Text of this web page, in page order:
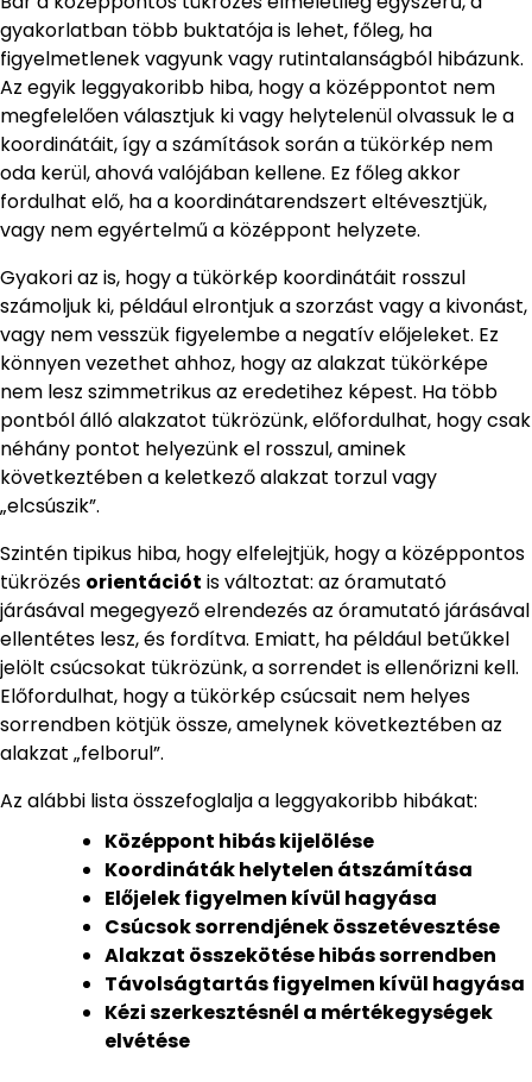
gyakorlatban több buktatója is lehet, főleg, ha
figyelmetlenek vagyunk vagy rutintalanságból hibázunk.
Az egyik leggyakoribb hiba, hogy a középpontot nem
megfelelően választjuk ki vagy helytelenül olvassuk le a
koordinátáit, így a számítások során a tükörkép nem
oda kerül, ahová valójában kellene. Ez főleg akkor
fordulhat elő, ha a koordinátarendszert eltévesztjük,
vagy nem egyértelmű a középpont helyzete.
Gyakori az is, hogy a tükörkép koordinátáit rosszul
számoljuk ki, például elrontjuk a szorzást vagy a kivonást,
vagy nem vesszük figyelembe a negatív előjeleket. Ez
könnyen vezethet ahhoz, hogy az alakzat tükörképe
nem lesz szimmetrikus az eredetihez képest. Ha több
pontból álló alakzatot tükrözünk, előfordulhat, hogy csak
néhány pontot helyezünk el rosszul, aminek
következtében a keletkező alakzat torzul vagy
„elcsúszik”.
Szintén tipikus hiba, hogy elfelejtjük, hogy a középpontos
tükrözés orientációt is változtat: az óramutató
járásával megegyező elrendezés az óramutató járásával
ellentétes lesz, és fordítva. Emiatt, ha például betűkkel
jelölt csúcsokat tükrözünk, a sorrendet is ellenőrizni kell.
Előfordulhat, hogy a tükörkép csúcsait nem helyes
sorrendben kötjük össze, amelynek következtében az
alakzat „felborul”.
Az alábbi lista összefoglalja a leggyakoribb hibákat:
Középpont hibás kijelölése
Koordináták helytelen átszámítása
Előjelek figyelmen kívül hagyása
Csúcsok sorrendjének összetévesztése
Alakzat összekötése hibás sorrendben
Távolságtartás figyelmen kívül hagyása
Kézi szerkesztésnél a mértékegységek
elvétése